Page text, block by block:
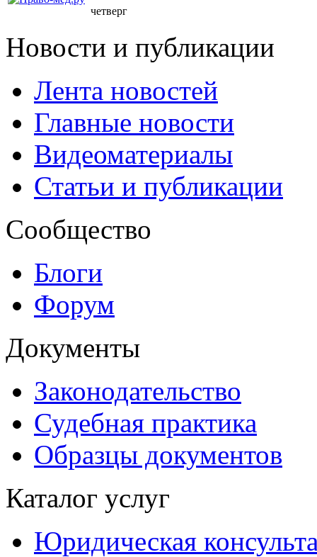
четверг
Новости и публикации
Лента новостей
Главные новости
Видеоматериалы
Статьи и публикации
Сообщество
Блоги
Форум
Документы
Законодательство
Судебная практика
Образцы документов
Каталог услуг
Юридическая